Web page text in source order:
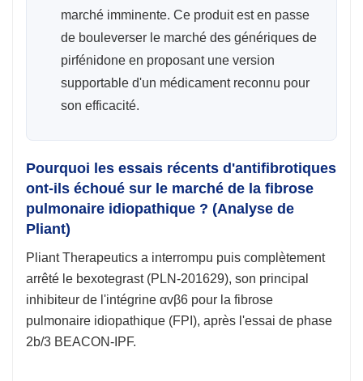
marché imminente. Ce produit est en passe
de bouleverser le marché des génériques de
pirfénidone en proposant une version
supportable d'un médicament reconnu pour
son efficacité.
Pourquoi les essais récents d'antifibrotiques
ont-ils échoué sur le marché de la fibrose
pulmonaire idiopathique ? (Analyse de
Pliant)
Pliant Therapeutics a interrompu puis complètement
arrêté le bexotegrast (PLN-201629), son principal
inhibiteur de l'intégrine αvβ6 pour la fibrose
pulmonaire idiopathique (FPI), après l'essai de phase
2b/3 BEACON-IPF.